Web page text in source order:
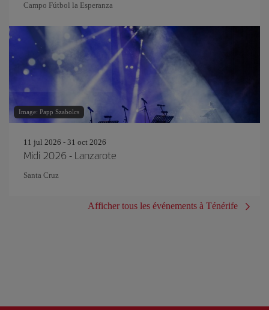
Campo Fútbol la Esperanza
Image: Papp Szabolcs
11 jul 2026 - 31 oct 2026
Midi 2026 - Lanzarote
Santa Cruz
Afficher tous les événements à Ténérife